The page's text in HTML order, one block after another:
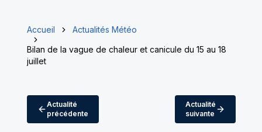
Accueil
Actualités Météo
Bilan de la vague de chaleur et canicule du 15 au 18
juillet
Actualité
précédente
Actualité
suivante